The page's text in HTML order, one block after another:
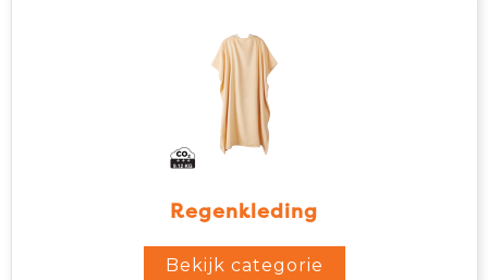
Regenkleding
Bekijk categorie